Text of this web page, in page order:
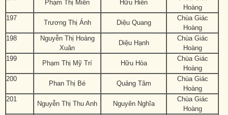
Phạm Thị Miên Hữu Hiền
Hoàng
197
Trương Thị Ánh Diệu Quang
Chùa Giác
Hoàng
198
Nguyễn Thị Hoàng
Xuân
Diệu Hạnh
Chùa Giác
Hoàng
199
Phạm Thị Mỹ Trí Hữu Hòa
Chùa Giác
Hoàng
200
Phan Thị Bé Quảng Tâm
Chùa Giác
Hoàng
201
Nguyễn Thị Thu Anh Nguyên Nghĩa
Chùa Giác
Hoàng